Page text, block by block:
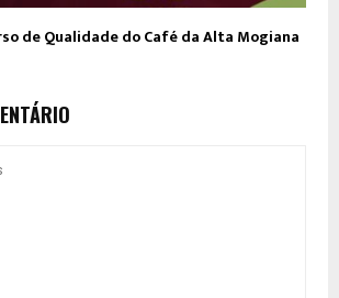
de Qualidade do Café da Alta Mogiana